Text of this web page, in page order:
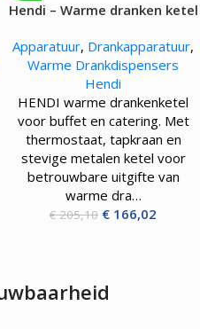
Hendi – Warme dranken ketel
Apparatuur, Drankapparatuur,
Warme Drankdispensers
Hendi
HENDI warme drankenketel
voor buffet en catering. Met
thermostaat, tapkraan en
stevige metalen ketel voor
betrouwbare uitgifte van
warme dra…
€205,10 € 166,02